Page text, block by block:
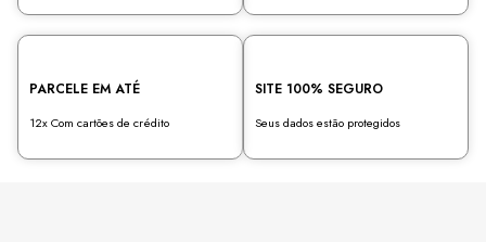
PARCELE EM ATÉ
12x Com cartões de crédito
SITE 100% SEGURO
Seus dados estão protegidos